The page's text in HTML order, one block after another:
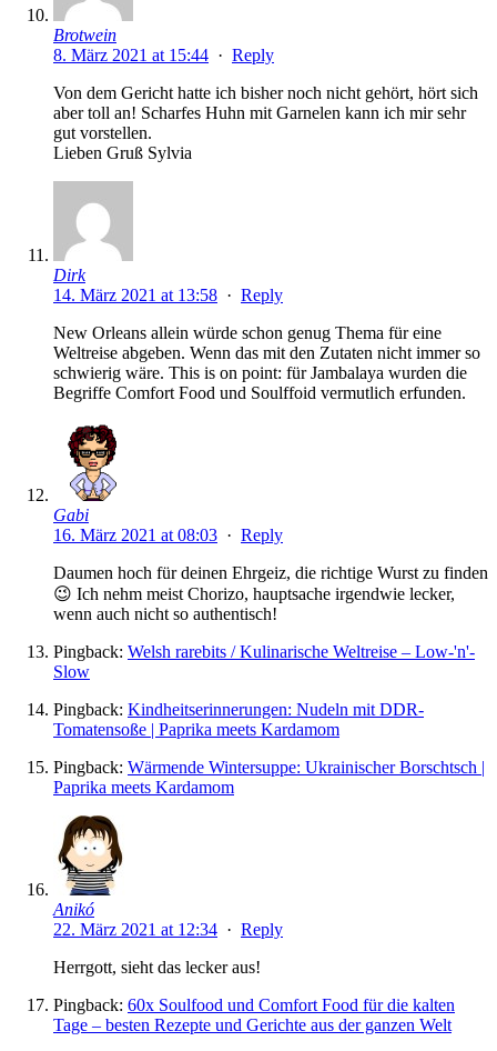
Brotwein
8. März 2021 at 15:44 · Reply
Von dem Gericht hatte ich bisher noch nicht gehört, hört sich
aber toll an! Scharfes Huhn mit Garnelen kann ich mir sehr
gut vorstellen.
Lieben Gruß Sylvia
Dirk
14. März 2021 at 13:58 · Reply
New Orleans allein würde schon genug Thema für eine
Weltreise abgeben. Wenn das mit den Zutaten nicht immer so
schwierig wäre. This is on point: für Jambalaya wurden die
Begriffe Comfort Food und Soulffoid vermutlich erfunden.
Gabi
16. März 2021 at 08:03 · Reply
Daumen hoch für deinen Ehrgeiz, die richtige Wurst zu finden
😉 Ich nehm meist Chorizo, hauptsache irgendwie lecker,
wenn auch nicht so authentisch!
Pingback: Welsh rarebits / Kulinarische Weltreise – Low-'n'-
Slow
Pingback: Kindheitserinnerungen: Nudeln mit DDR-
Tomatensoße | Paprika meets Kardamom
Pingback: Wärmende Wintersuppe: Ukrainischer Borschtsch |
Paprika meets Kardamom
Anikó
22. März 2021 at 12:34 · Reply
Herrgott, sieht das lecker aus!
Pingback: 60x Soulfood und Comfort Food für die kalten
Tage – besten Rezepte und Gerichte aus der ganzen Welt